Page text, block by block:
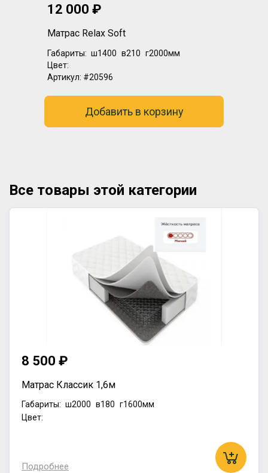
12 000 ₽
Матрас Relax Soft
Габариты: ш1400 в210 г2000мм
Цвет:
Артикул: #20596
Добавить в корзину
Все товары этой категории
8 500 ₽
Матрас Классик 1,6м
Габариты: ш2000 в180 г1600мм
Цвет:
Подробнее